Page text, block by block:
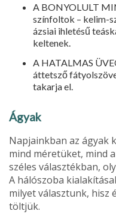
A BONYOLULT
színfoltok – kelim-
ázsiai ihletésű
keltenek.
A HATALMAS
áttetsző
takarja el.
Ágyak
Napjainkban az ágyak
mind méretüket, mind
széles választékban,
A hálószoba
milyet választunk, hisz
töltjük.